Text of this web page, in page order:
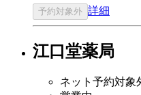
予約対象外 詳細
江口堂薬局
ネット予約対象